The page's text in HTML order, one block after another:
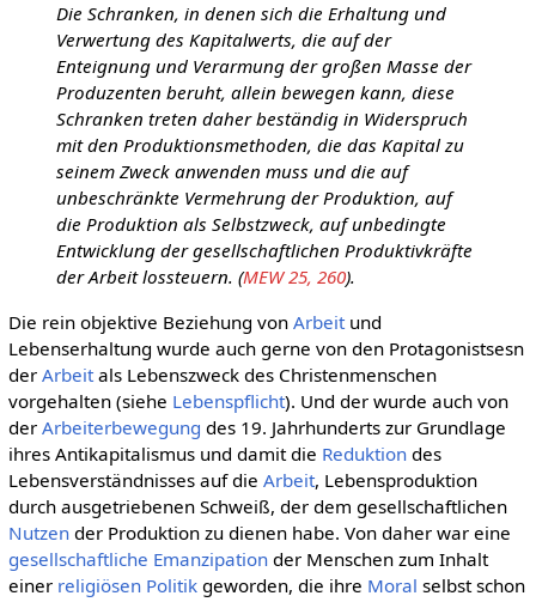
Die Schranken, in denen sich die Erhaltung und
Verwertung des Kapitalwerts, die auf der
Enteignung und Verarmung der großen Masse der
Produzenten beruht, allein bewegen kann, diese
Schranken treten daher beständig in Widerspruch
mit den Produktionsmethoden, die das Kapital zu
seinem Zweck anwenden muss und die auf
unbeschränkte Vermehrung der Produktion, auf
die Produktion als Selbstzweck, auf unbedingte
Entwicklung der gesellschaftlichen Produktivkräfte
der Arbeit lossteuern. (MEW 25, 260).
Die rein objektive Beziehung von Arbeitund
Lebenserhaltung wurde auch gerne von den Protagonistsesn
der Arbeitals Lebenszweck des Christenmenschen
vorgehalten (siehe Lebenspflicht). Und der wurde auch von
der Arbeiterbewegung des 19. Jahrhunderts zur Grundlage
ihres Antikapitalismus und damit die Reduktiondes
Lebensverständnisses auf die Arbeit, Lebensproduktion
durch ausgetriebenen Schweiß, der dem gesellschaftlichen
Nutzender Produktion zu dienen habe. Von daher war eine
gesellschaftliche Emanzipationder Menschen zum Inhalt
einer religiösen Politikgeworden, die ihre Moral selbst schon